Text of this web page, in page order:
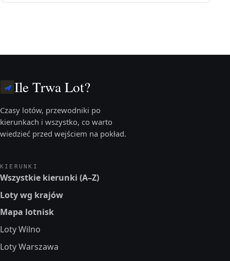
Ile Trwa Lot?
Czasy lotów, przewodniki po
kierunkach i wszystko, co warto
wiedzieć przed wejściem na pokład.
KIERUNKI
Wszystkie kierunki (A–Z)
Loty wg krajów
Mapa lotnisk
Loty Wilno
Loty Warszawa